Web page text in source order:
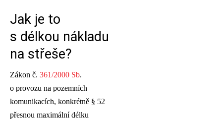
Jak je to
s délkou nákladu
na střeše?
Zákon č. 361/2000 Sb.
o provozu na pozemních
komunikacích, konkrétně § 52
přesnou maximální délku